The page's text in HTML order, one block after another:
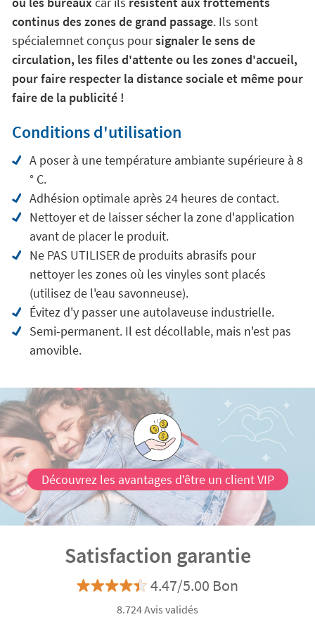
continus des zones de grand passage. Ils sont
spécialemnet conçus poursignaler le sens de
circulation, les files d'attente ou les zones d'accueil,
pour faire respecter la distance sociale et même pour
faire de la publicité !
Conditions d'utilisation
A poser à une température ambiante supérieure à 8
° C.
Adhésion optimale après 24 heures de contact.
Nettoyer et de laisser sécher la zone d'application
avant de placer le produit.
Ne PAS UTILISER de produits abrasifs pour
nettoyer les zones où les vinyles sont placés
(utilisez de l'eau savonneuse).
Évitez d'y passer une autolaveuse industrielle.
Semi-permanent. Il est décollable, mais n'est pas
amovible.
Découvrez les avantages d'être un client VIP
Satisfaction garantie
4.47/5.00 Bon
8.724 Avis validés